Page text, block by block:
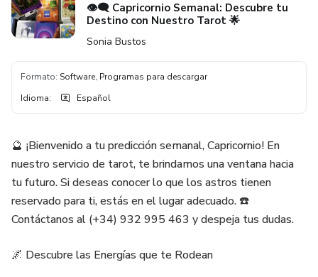
👁️‍🗨️ Capricornio Semanal: Descubre tu
Destino con Nuestro Tarot 🌟
Sonia Bustos
Formato: Software, Programas para descargar
Idioma: Español
🔮 ¡Bienvenido a tu predicción semanal, Capricornio! En
nuestro servicio de tarot, te brindamos una ventana hacia
tu futuro. Si deseas conocer lo que los astros tienen
reservado para ti, estás en el lugar adecuado. ☎️
Contáctanos al (+34) 932 995 463 y despeja tus dudas.
🌌 Descubre las Energías que te Rodean